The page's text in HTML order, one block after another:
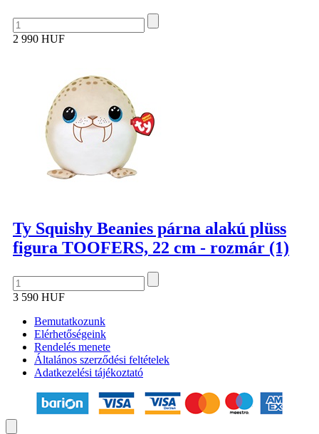
2 990 HUF
Ty Squishy Beanies párna alakú plüss
figura TOOFERS, 22 cm - rozmár (1)
3 590 HUF
Bemutatkozunk
Elérhetőségeink
Rendelés menete
Általános szerződési feltételek
Adatkezelési tájékoztató